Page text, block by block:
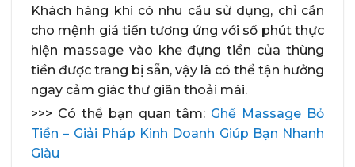
Khách háng khi có nhu cầu sử dụng, chỉ cần
cho mệnh giá tiền tương ứng với số phút thực
hiện massage vào khe đựng tiền của thùng
tiền được trang bị sẵn, vậy là có thể tận hưởng
ngay cảm giác thư giãn thoải mái.
>>> Có thể bạn quan tâm: Ghế Massage Bỏ
Tiền – Giải Pháp Kinh Doanh Giúp Bạn Nhanh
Giàu